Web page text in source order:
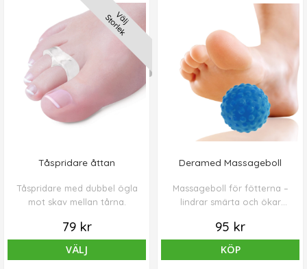
Välj
Storlek
Tåspridare åttan
Tåspridare med dubbel ögla
mot skav mellan tårna.
79 kr
VÄLJ
Deramed Massageboll
Massageboll för fötterna –
lindrar smärta och ökar
95 kr
KÖP